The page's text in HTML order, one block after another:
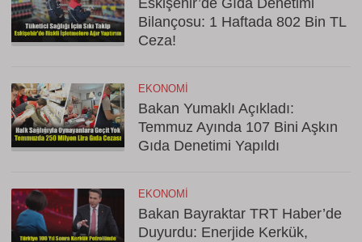
Eskişehir’de Gıda Denetimi
Bilançosu: 1 Haftada 802 Bin TL
Ceza!
EKONOMI
Bakan Yumaklı Açıkladı:
Temmuz Ayında 107 Bini Aşkın
Gıda Denetimi Yapıldı
EKONOMI
Bakan Bayraktar TRT Haber’de
Duyurdu: Enerjide Kerkük,